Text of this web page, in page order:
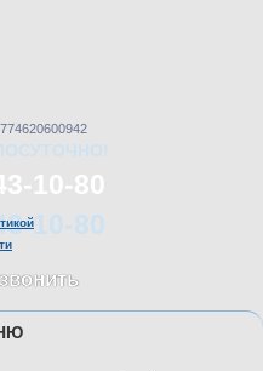
10-80
10-80